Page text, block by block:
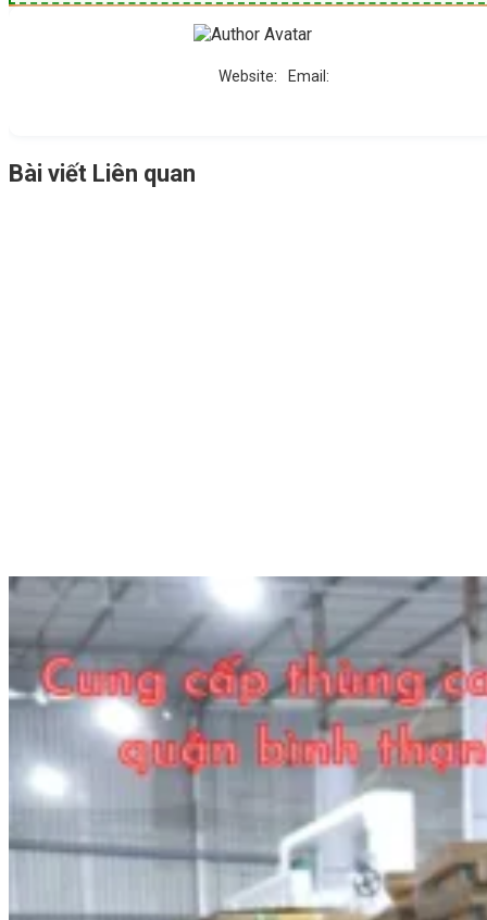
Website: Email:
Bài viết Liên quan